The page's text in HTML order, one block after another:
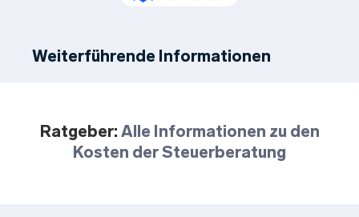
Weiterführende Informationen
Ratgeber: Alle Informationen zu den
Kosten der Steuerberatung